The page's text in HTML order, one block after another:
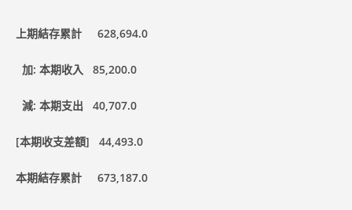
上期結存累計 628,694.0
加: 本期收入 85,200.0
減: 本期支出 40,707.0
[本期收支差額] 44,493.0
本期結存累計 673,187.0